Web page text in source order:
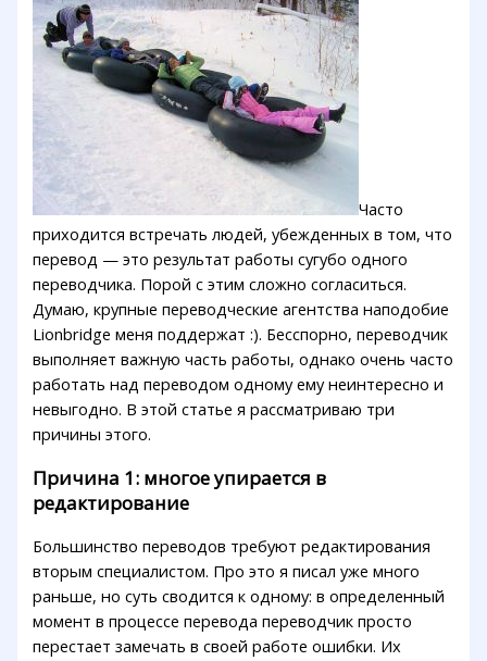
Часто
приходится встречать людей, убежденных в том, что
перевод — это результат работы сугубо одного
переводчика. Порой с этим сложно согласиться.
Думаю, крупные переводческие агентства наподобие
Lionbridge меня поддержат :). Бесспорно, переводчик
выполняет важную часть работы, однако очень часто
работать над переводом одному ему неинтересно и
невыгодно. В этой статье я рассматриваю три
причины этого.
Причина 1: многое упирается в
редактирование
Большинство переводов требуют редактирования
вторым специалистом. Про это я писал уже много
раньше, но суть сводится к одному: в определенный
момент в процессе перевода переводчик просто
перестает замечать в своей работе ошибки. Их